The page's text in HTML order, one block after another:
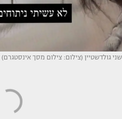
שני גולדשטיין (צילום: צילום מסך אינסטגרם)